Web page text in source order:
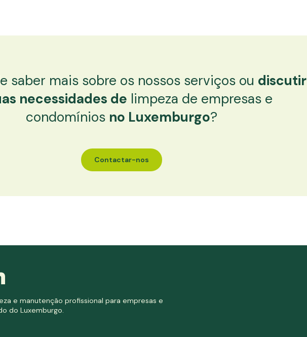
saber mais sobre os nossos serviços ou discutir
necessidades de limpeza de empresas e
condomínios no Luxemburgo?
Contactar-nos
e manutenção profissional para empresas e
do Luxemburgo.